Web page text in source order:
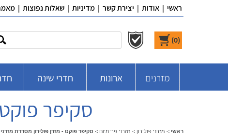
ראשי | אודות | יצירת קשר | מדיניות | שאלות נפוצות |
(
0
)
מזרנים ארונות חדרי שינה
סקיפר
ראשי > מזרני פולירון > מזרני פרימיום > סקיפר פוקט - מזרן פולירון מסדרת מזרני